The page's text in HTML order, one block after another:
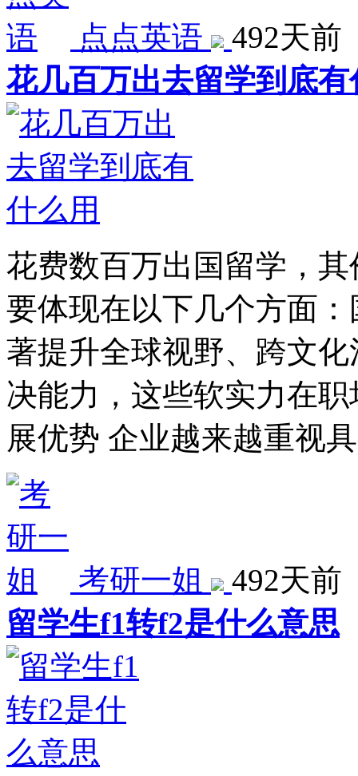
点点英语
492天前
花几百万出去留学到底有
花费数百万出国留学，
要体现在以下几个方面
著提升全球视野、跨文
决能力，这些软实力在
展优势 企业越来越重视
考研一姐
492天前
留学生f1转f2是什么意思